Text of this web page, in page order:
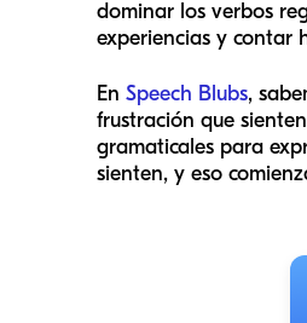
dominar los verbos
experiencias y contar
En Speech Blubs,
frustración que
gramaticales para
sienten, y eso